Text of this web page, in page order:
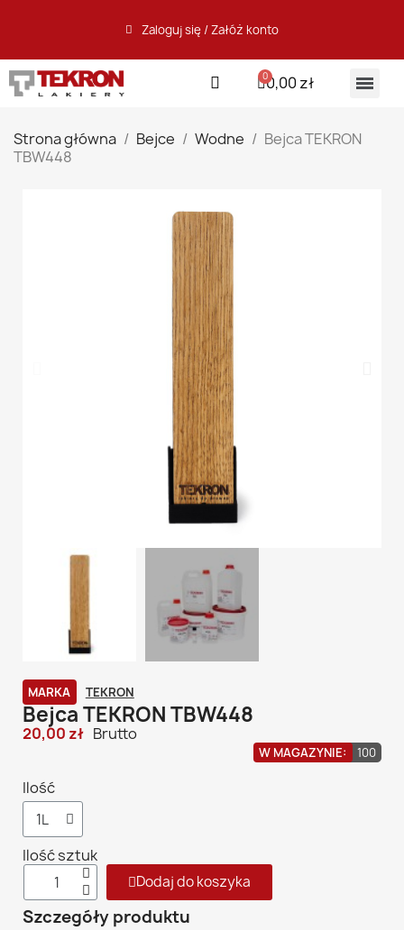
Zaloguj się / Załóż konto
0,00 zł
Strona główna Bejce Wodne
Bejca TEKRON
TBW448
MARKA TEKRON
Bejca TEKRON TBW448
20,00 zł Brutto
W MAGAZYNIE: 100
Ilość
Ilość sztuk
Dodaj do koszyka
Szczegóły produktu